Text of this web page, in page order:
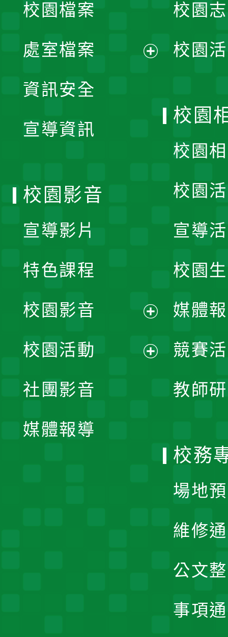
單
校園檔案
處室檔案
資訊安全
宣導資訊
校園
校園
校園
校園
校園
宣導
校園
媒體
競賽
教師
校園影音
宣導影片
特色課程
校園影音
開
校園活動
社團影音
媒體報導
校務
場地
維修
公文
事項